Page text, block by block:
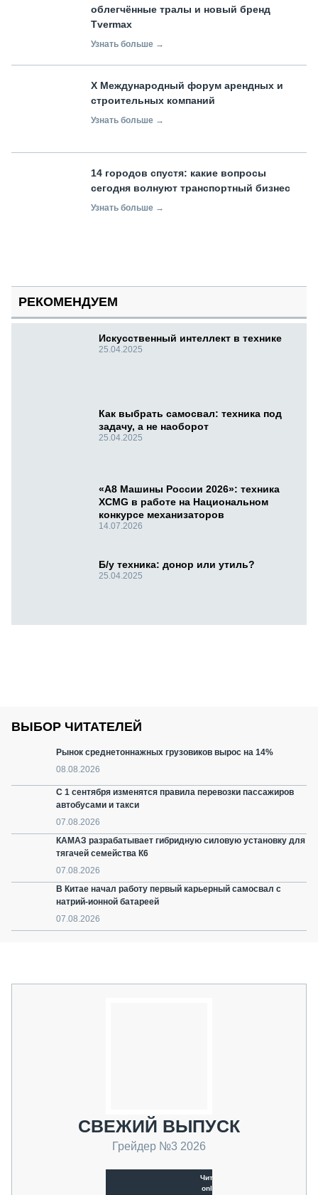
облегчённые тралы и новый бренд
Tvermax
Узнать больше →
X Международный форум арендных и
строительных компаний
Узнать больше →
14 городов спустя: какие вопросы
сегодня волнуют транспортный бизнес
Узнать больше →
РЕКОМЕНДУЕМ
Искусственный интеллект в технике
25.04.2025
Как выбрать самосвал: техника под
задачу, а не наоборот
25.04.2025
«А8 Машины России 2026»: техника
XCMG в работе на Национальном
конкурсе механизаторов
14.07.2026
Б/у техника: донор или утиль?
25.04.2025
ВЫБОР ЧИТАТЕЛЕЙ
Рынок среднетоннажных грузовиков вырос на 14%
08.08.2026
С 1 сентября изменятся правила перевозки пассажиров
автобусами и такси
07.08.2026
КАМАЗ разрабатывает гибридную силовую установку для
тягачей семейства К6
07.08.2026
В Китае начал работу первый карьерный самосвал с
натрий-ионной батареей
07.08.2026
СВЕЖИЙ ВЫПУСК
Грейдер №3 2026
Читать
online